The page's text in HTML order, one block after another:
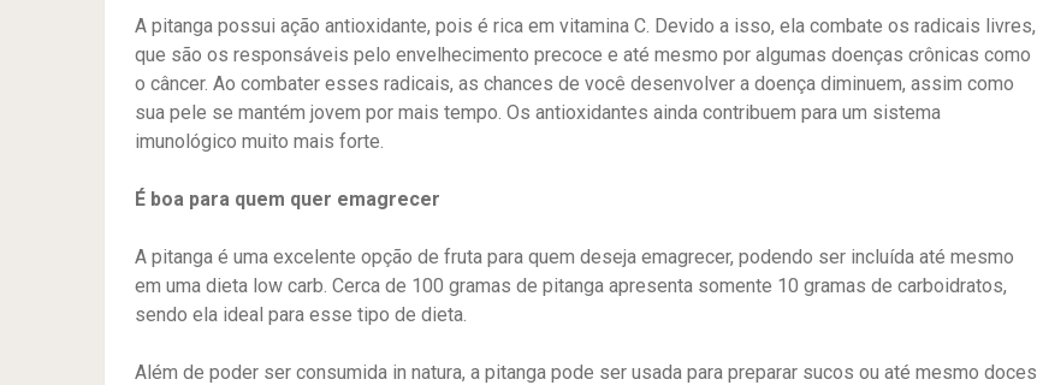
A pitanga possui ação antioxidante, pois é rica em vitamina C. Devido a isso, ela combate os radicais livres,
que são os responsáveis pelo envelhecimento precoce e até mesmo por algumas doenças crônicas como
o câncer. Ao combater esses radicais, as chances de você desenvolver a doença diminuem, assim como
sua pele se mantém jovem por mais tempo. Os antioxidantes ainda contribuem para um sistema
imunológico muito mais forte.
É boa para quem quer emagrecer
A pitanga é uma excelente opção de fruta para quem deseja emagrecer, podendo ser incluída até mesmo
em uma dieta low carb. Cerca de 100 gramas de pitanga apresenta somente 10 gramas de carboidratos,
sendo ela ideal para esse tipo de dieta.
Além de poder ser consumida in natura, a pitanga pode ser usada para preparar sucos ou até mesmo doces